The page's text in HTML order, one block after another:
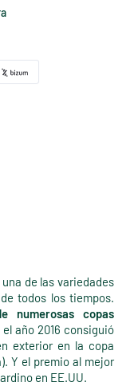
una de las variedades
todos los tiempos.
numerosas copas
el año 2016 consiguió
exterior en la copa
Y el premio al mejor
en EE.UU.